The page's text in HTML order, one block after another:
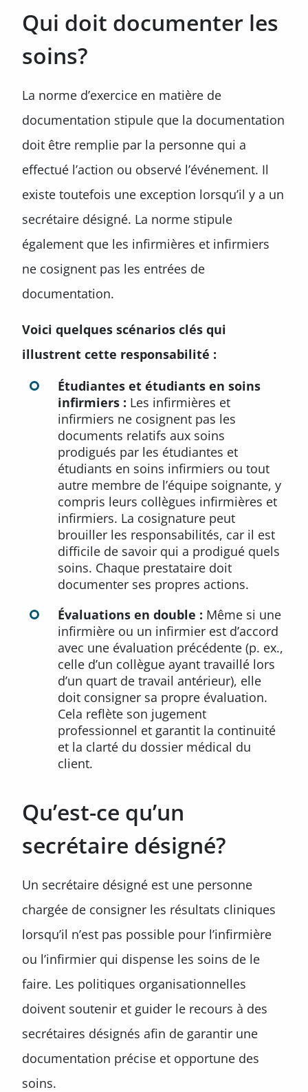
Qui doit documenter les
soins?
La norme d’exercice en matière de
documentation stipule que la documentation
doit être remplie par la personne qui a
effectué l’action ou observé l’événement. Il
existe toutefois une exception lorsqu’il y a un
secrétaire désigné. La norme stipule
également que les infirmières et infirmiers
ne cosignent pas les entrées de
documentation.
Voici quelques scénarios clés qui
illustrent cette responsabilité :
Étudiantes et étudiants en soins
infirmiers : Les infirmières et
infirmiers ne cosignent pas les
documents relatifs aux soins
prodigués par les étudiantes et
étudiants en soins infirmiers ou tout
autre membre de l’équipe soignante, y
compris leurs collègues infirmières et
infirmiers. La cosignature peut
brouiller les responsabilités, car il est
difficile de savoir qui a prodigué quels
soins. Chaque prestataire doit
documenter ses propres actions.
Évaluations en double : Même si une
infirmière ou un infirmier est d’accord
avec une évaluation précédente (p. ex.,
celle d’un collègue ayant travaillé lors
d’un quart de travail antérieur), elle
doit consigner sa propre évaluation.
Cela reflète son jugement
professionnel et garantit la continuité
et la clarté du dossier médical du
client.
Qu’est-ce qu’un
secrétaire désigné?
Un secrétaire désigné est une personne
chargée de consigner les résultats cliniques
lorsqu’il n’est pas possible pour l’infirmière
ou l’infirmier qui dispense les soins de le
faire. Les politiques organisationnelles
doivent soutenir et guider le recours à des
secrétaires désignés afin de garantir une
documentation précise et opportune des
soins.